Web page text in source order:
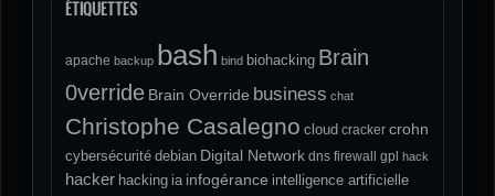
ÉTIQUETTES
apache backup bash bind biohacking Brain
0verride Brain Override business chat
Christophe Casalegno cloud cracker crohn
cybersécurité debian Digital Network dns firewall gpl hack
hacker hacking ia infogérance intelligence artificielle